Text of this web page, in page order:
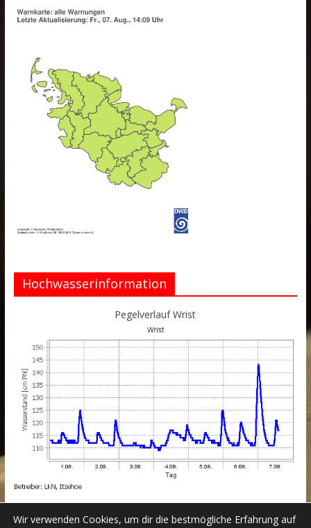
Hochwasserinformation
Pegelverlauf Wrist
Wir verwenden Cookies, um dir die bestmögliche Erfahrung auf